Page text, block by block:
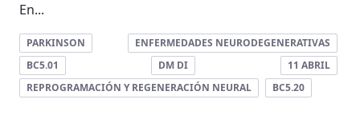
En...
PARKINSON
ENFERMEDADES NEURODEGENERATIVAS
BC5.01
DM DI
11 ABRIL
REPROGRAMACIÓN Y REGENERACIÓN NEURAL
BC5.20